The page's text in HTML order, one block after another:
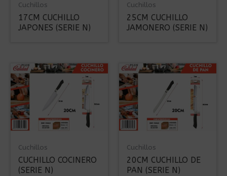
Cuchillos
17CM CUCHILLO
JAPONES (SERIE N)
Cuchillos
25CM CUCHILLO
JAMONERO (SERIE N)
Cuchillos
CUCHILLO COCINERO
(SERIE N)
Cuchillos
20CM CUCHILLO DE
PAN (SERIE N)